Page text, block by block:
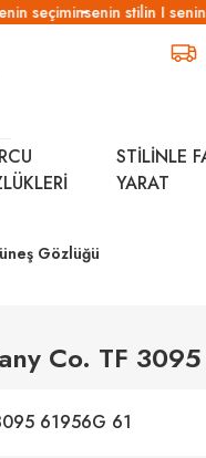
seçiminsenin stilin I senin
STİLİNLE
YARAT
Gözlüğü
Co. TF
61956G 61